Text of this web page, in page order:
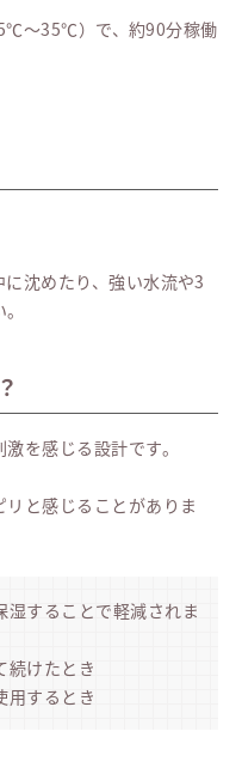
～35℃）で、約90分稼働
沈めたり、強い水流や3
を感じる設計です。
と感じることがありま
湿することで軽減されま
続けたとき
用するとき